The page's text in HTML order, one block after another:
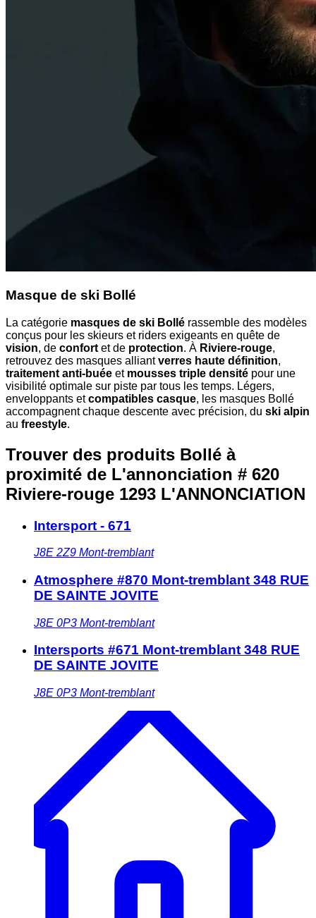
Masque de ski Bollé
La catégorie masques de ski Bollé rassemble des modèles
conçus pour les skieurs et riders exigeants en quête de
vision, de confort et de protection. À Riviere-rouge,
retrouvez des masques alliantverres haute définition,
traitement anti-buée et mousses triple densité pour une
visibilité optimale sur piste par tous les temps. Légers,
enveloppants etcompatibles casque, les masques Bollé
accompagnent chaque descente avec précision, du ski alpin
au freestyle.
Trouver des produits Bollé à
proximité de L'annonciation # 620
Riviere-rouge 1293 L'ANNONCIATION
Intersport - 671
J8E 2Z9 Mont-tremblant
Atmosphere #870 Mont-tremblant 348 RUE
DE SAINTE JOVITE
J8E 0P3 Mont-tremblant
Intersports #671 Mont-tremblant 348 RUE
DE SAINTE JOVITE
J8E 0P3 Mont-tremblant